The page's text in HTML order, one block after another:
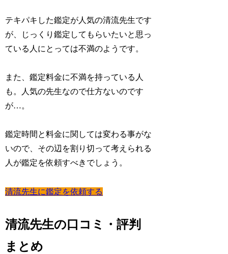
テキパキした鑑定が人気の清流先生です
が、
じっくり鑑定してもらいたいと思っ
ている人にとっては不満のようです。
また、鑑定料金に不満を持っている人
も。人気の先生なので仕方ないのです
が…。
鑑定時間と料金に関しては変わる事がな
いので、その辺を割り切って考えられる
人が鑑定を依頼すべき でしょう。
清流先生に鑑定を依頼する
清流先生の口コミ・評判
まとめ